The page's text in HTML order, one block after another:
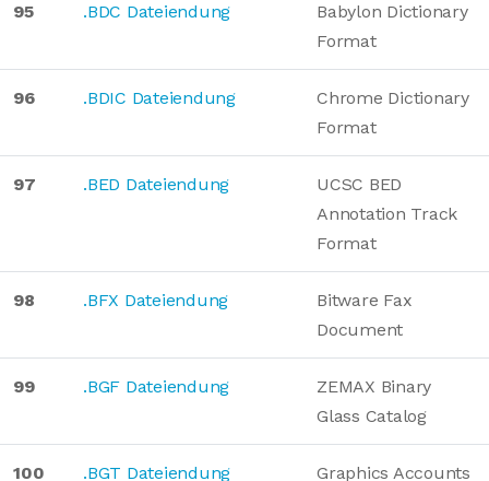
95 .BDC Dateiendung
Babylon Dictionary
Format
96 .BDIC Dateiendung
Chrome Dictionary
Format
97 .BED Dateiendung
UCSC BED
Annotation Track
Format
98 .BFX Dateiendung
Bitware Fax
Document
99 .BGF Dateiendung
ZEMAX Binary
Glass Catalog
100 .BGT Dateiendung
Graphics Accounts